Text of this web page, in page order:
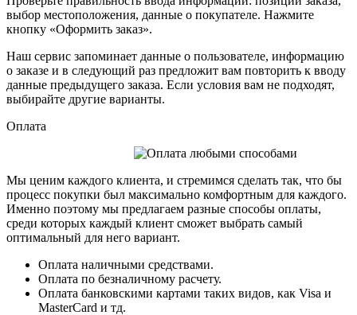
выбор местоположения, данные о покупателе. Нажмите
кнопку «Оформить заказ».
Наш сервис запоминает данные о пользователе, информацию
о заказе и в следующий раз предложит вам повторить к вводу
данные предыдущего заказа. Если условия вам не подходят,
выбирайте другие варианты.
Оплата
Мы ценим каждого клиента, и стремимся сделать так, что бы
процесс покупки был максимально комфортным для каждого.
Именно поэтому мы предлагаем разные способы оплаты,
среди которых каждый клиент сможет выбрать самый
оптимальный для него вариант.
Оплата наличными средствами.
Оплата по безналичному расчету.
Оплата банковскими картами таких видов, как Visa и
MasterCard и тд.